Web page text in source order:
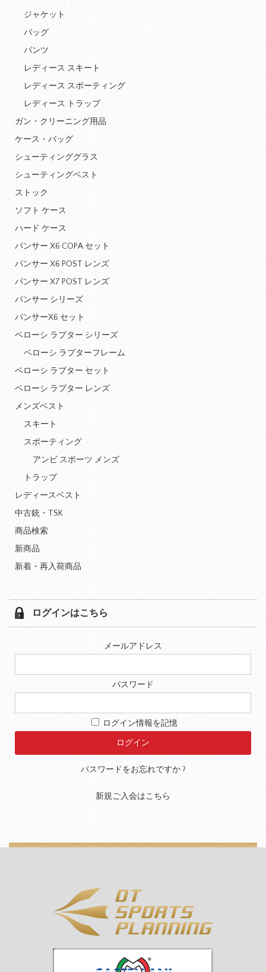
ジャケット
バッグ
パンツ
レディース スキート
レディース スポーティング
レディース トラップ
ガン・クリーニング用品
ケース・バッグ
シューティンググラス
シューティングベスト
ストック
ソフト ケース
ハード ケース
パンサー X6 COPA セット
パンサー X6 POST レンズ
パンサー X7 POST レンズ
パンサー シリーズ
パンサーX6 セット
ベローシ ラプター シリーズ
ベローシ ラプターフレーム
ベローシ ラプター セット
ベローシ ラプター レンズ
メンズベスト
スキート
スポーティング
アンビ スポーツ メンズ
トラップ
レディースベスト
中古銃・TSK
商品検索
新商品
新着・再入荷商品
ログインはこちら
メールアドレス
パスワード
ログイン情報を記憶
パスワードをお忘れですか ?
新規ご入会はこちら